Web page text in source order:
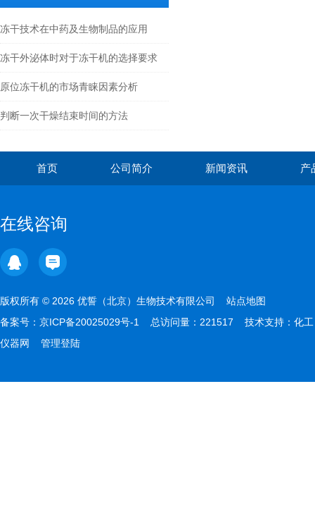
冻干技术在中药及生物制品的应用
冻干外泌体时对于冻干机的选择要求
原位冻干机的市场青睐因素分析
判断一次干燥结束时间的方法
首页 公司简介 新闻资讯 产
在线咨询
版权所有 © 2026 优誓（北京）生物技术有限公司 站点地图
备案号： 京ICP备20025029号-1 总访问量：221517 技术支持： 化工
仪器网
管理登陆